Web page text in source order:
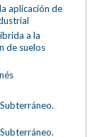
aplicación de
a la
de suelos